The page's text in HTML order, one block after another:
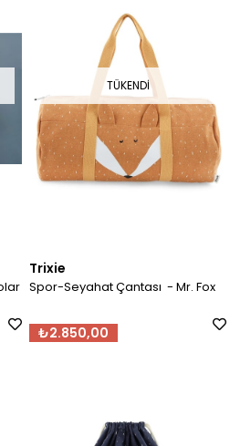
TÜKENDI
Trixie
Spor-Seyahat Çantası - Mr. Fox
₺2.850,00